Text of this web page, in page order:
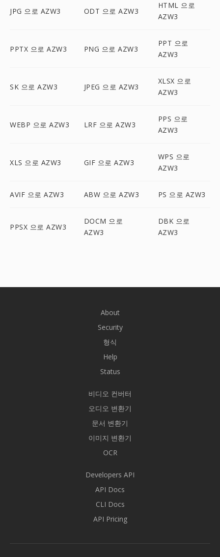
JPG 으로 AZW3 ODT 으로 AZW3
HTML 으로
AZW3
PPTX 으로 AZW3 PNG 으로 AZW3
PPT 으로
AZW3
SK 으로 AZW3 JPEG 으로 AZW3
XLSX 으로
AZW3
WEBP 으로 AZW3 LRF 으로 AZW3
PPS 으로
AZW3
XLS 으로 AZW3 GIF 으로 AZW3
WPS 으로
AZW3
AVIF 으로 AZW3 ABW 으로 AZW3 PS 으로 AZW3
PPSX 으로 AZW3
DOCM 으로
AZW3
DBK 으로
AZW3
About
Security
형식
Help
Status
비디오 컨버터
오디오 변환기
문서 변환기
이미지 변환기
OCR
Developers API
API Docs
CLI Docs
API Pricing